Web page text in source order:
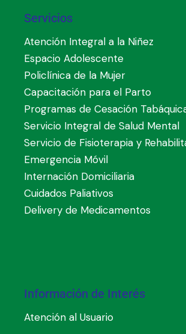
Servicios
Atención Integral a la Niñez
Espacio Adolescente
Policlínica de la Mujer
Capacitación para el Parto
Programas de Cesación
Servicio Integral de Salud Mental
Servicio de Fisioterapia y
Emergencia Móvil
Internación Domiciliaria
Cuidados Paliativos
Delivery de Medicamentos
Información de Interés
Atención al Usuario